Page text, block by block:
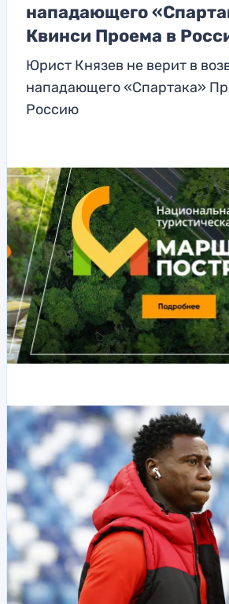
нападающего
Квинси Проема в
Юрист Князев не верит в
нападающего «Спартака»
Россию